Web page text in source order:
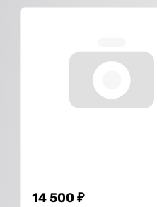
14 500 ₽